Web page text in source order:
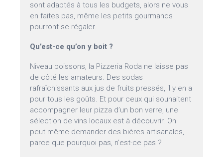
sont adaptés à tous les budgets, alors ne vous
en faites pas, même les petits gourmands
pourront se régaler.
Qu’est-ce qu’on y boit ?
Niveau boissons, la Pizzeria Roda ne laisse pas
de côté les amateurs. Des sodas
rafraîchissants aux jus de fruits pressés, il y en a
pour tous les goûts. Et pour ceux qui souhaitent
accompagner leur pizza d’un bon verre, une
sélection de vins locaux est à découvrir. On
peut même demander des bières artisanales,
parce que pourquoi pas, n’est-ce pas ?